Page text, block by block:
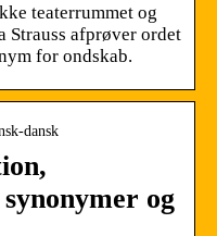
teaterrummet og
afprøver ordet
for ondskab.
dansk
og